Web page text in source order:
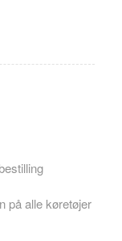
på alle køretøjer